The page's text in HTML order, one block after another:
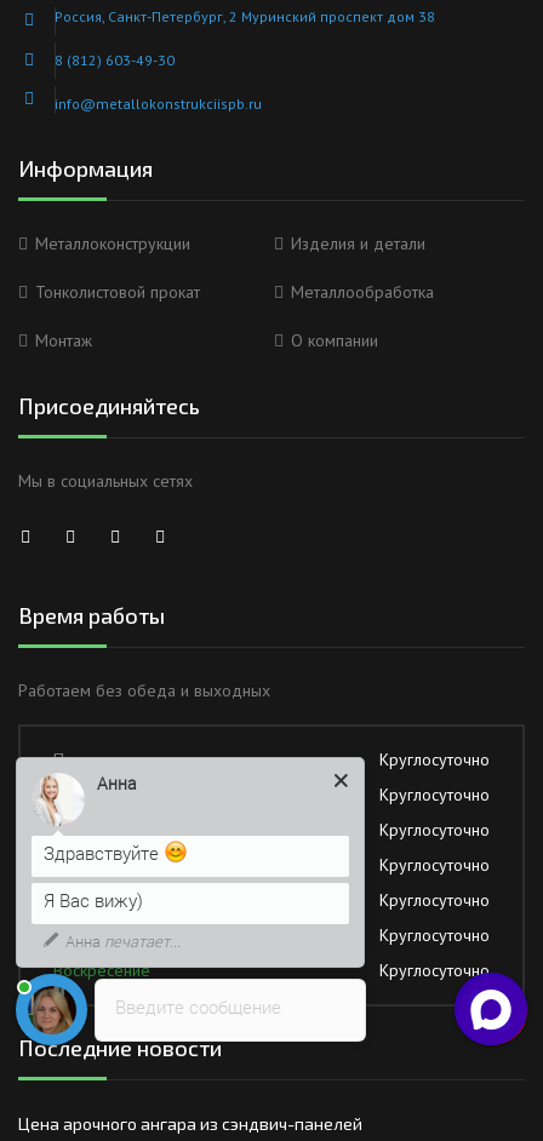
Россия, Санкт-Петербург, 2 Муринский проспект дом 38
8 (812) 603-49-30
info@metallokonstrukciispb.ru
Информация
Металлоконструкции Изделия и детали
Тонколистовой прокат Металлообработка
Монтаж О компании
Присоединяйтесь
Мы в социальных сетях
Время работы
Работаем без обеда и выходных
Понедельник
Круглосуточно
Вторник
Круглосуточно
Среда
Круглосуточно
Четверг
Круглосуточно
Пятница
Круглосуточно
Суббота
Круглосуточно
Воскресение
Круглосуточно
Последние новости
Цена арочного ангара из сэндвич-панелей
Введите сообщение
Анна
Здравствуйте
Я Вас вижу)
Анна печатает...